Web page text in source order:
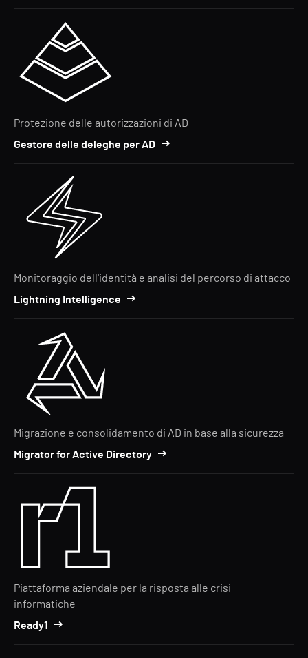
Protezione delle autorizzazioni di AD
Gestore delle deleghe per AD
Monitoraggio dell'identità e analisi del percorso di attacco
Lightning Intelligence
Migrazione e consolidamento di AD in base alla sicurezza
Migrator for Active Directory
Piattaforma aziendale per la risposta alle crisi
informatiche
Ready1